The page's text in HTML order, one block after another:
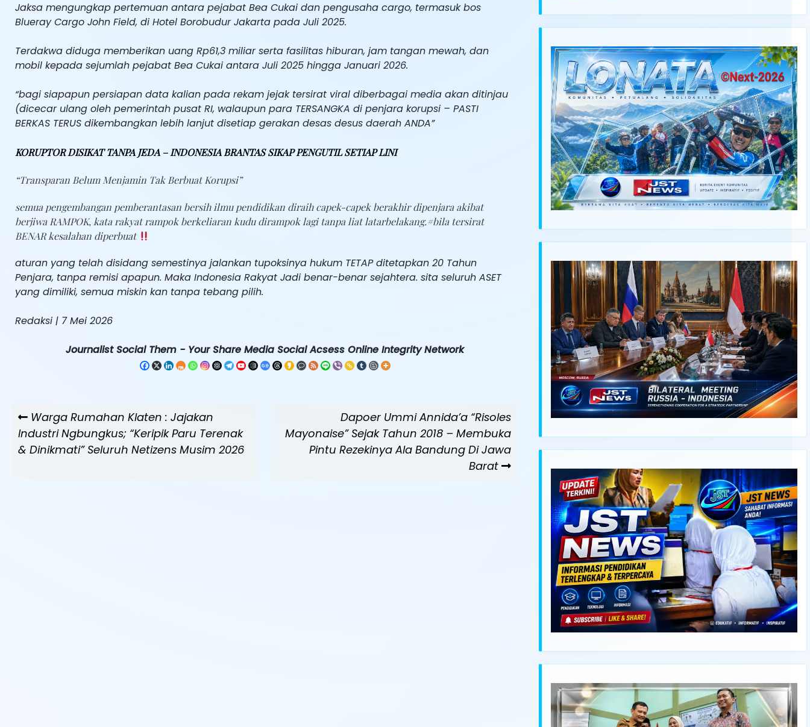
Jaksa mengungkap pertemuan antara pejabat Bea Cukai dan pengusaha cargo, termasuk bos
Blueray Cargo John Field, di Hotel Borobudur Jakarta pada Juli 2025.
Terdakwa diduga memberikan uang Rp61,3 miliar serta fasilitas hiburan, jam tangan mewah, dan
mobil kepada sejumlah pejabat Bea Cukai antara Juli 2025 hingga Januari 2026.
“bagi siapapun persiapan data kalian pada rekam jejak tersirat viral diberbagai media akan ditinjau
(dicecar ulang oleh pemerintah pusat RI, walaupun para TERSANGKA di penjara korupsi – PASTI
BERKAS TERUS dikembangkan lebih lanjut disetiap gerakan desas desus daerah ANDA”
KORUPTOR DISIKAT TANPA JEDA – INDONESIA BRANTAS SIKAP PENGUTIL SETIAP LINI
“Transparan Belum Menjamin Tak Berbuat Korupsi”
semua pengembangan pemberantasan bersih ilmu pendidikan diraih capek-capek berakhir dipenjara akibat
berjiwa RAMPOK, kata rakyat rampok berkeliaran kudu dirampok lagi tanpa liat latarbelakang.#bila tersirat
BENAR kesalahan diperbuat
aturan yang telah disidang semestinya jalankan tupoksinya hukum TETAP ditetapkan 20 Tahun
Penjara, tanpa remisi apapun. Maka Indonesia Rakyat Jadi benar-benar sejahtera. sita seluruh ASET
yang dimiliki, semua miskin kan tanpa tebang pilih.
Redaksi | 7 Mei 2026
Journalist Social Them - Your Share Media Social Acsess Online Integrity Network
posPrevious
Post
Warga Rumahan Klaten : Jajakan
Industri Ngbungkus; “Keripik Paru Terenak
& Dinikmati” Seluruh Netizens Musim 2026
Post
Dapoer Ummi Annida’a “Risoles
Mayonaise” Sejak Tahun 2018 – Membuka
Pintu Rezekinya Ala Bandung Di Jawa
Barat